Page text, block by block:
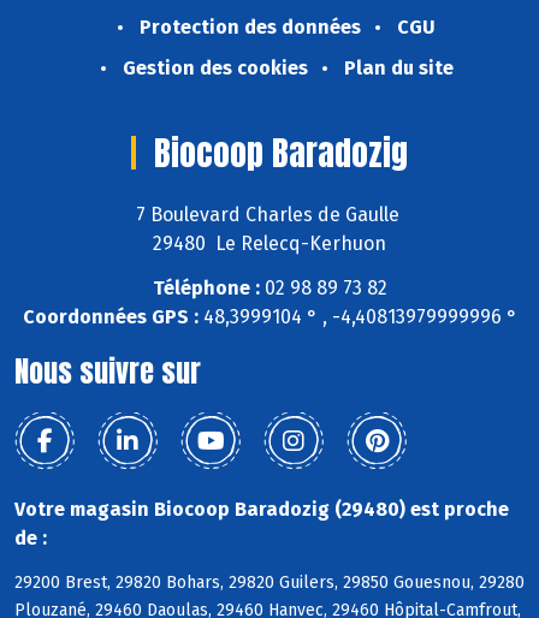
Protection des données
CGU
Gestion des cookies
Plan du site
Biocoop Baradozig
7 Boulevard Charles de Gaulle
29480 Le Relecq-Kerhuon
Téléphone :02 98 89 73 82
Coordonnées GPS :48,3999104 ° , -4,40813979999996 °
Nous suivre sur
Votre magasin Biocoop Baradozig (29480) est proche
de :
29200 Brest, 29820 Bohars, 29820 Guilers, 29850 Gouesnou, 29280
Plouzané, 29460 Daoulas, 29460 Hanvec, 29460 Hôpital-Camfrout,